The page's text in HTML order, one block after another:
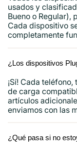
usados ​​y
Bueno o Regular),
Cada dispositivo
completamente
¿Los dispositivos
¡Sí! Cada
de carga
artículos
enviamos con las
¿Qué pasa si no